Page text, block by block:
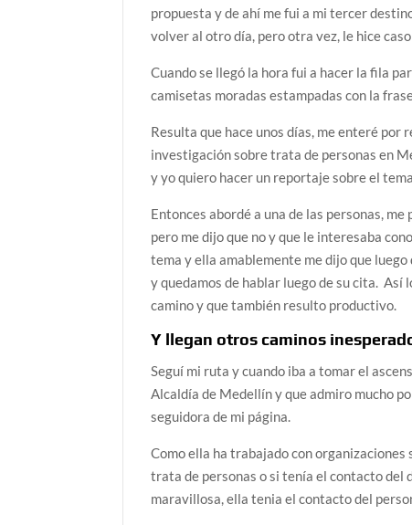
propuesta y de ahí me fui a mi tercer
volver al otro día, pero otra vez, le hice caso
Cuando se llegó la hora fui a hacer la fila
camisetas moradas estampadas con la
Resulta que hace unos días, me enteré por
investigación sobre trata de personas en
y yo quiero hacer un reportaje sobre el tema.
Entonces abordé a una de las personas,
pero me dijo que no y que le interesaba
tema y ella amablemente me dijo que
y quedamos de hablar luego de su cita. Así
camino y que también resulto productivo.
Y llegan otros caminos
Seguí mi ruta y cuando iba a tomar el
Alcaldía de Medellín y que admiro mucho
seguidora de mi página.
Como ella ha trabajado con
trata de personas o si tenía el contacto del
maravillosa, ella tenia el contacto del